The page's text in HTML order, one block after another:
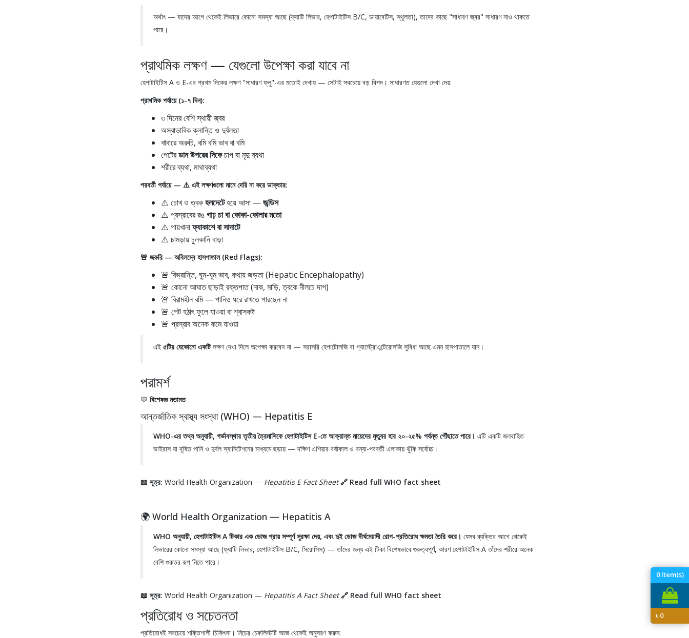
0Item(s)
৳0
অর্থাৎ — যাদের আগে থেকেই লিভারে কোনো সমস্যা আছে (ফ্যাটি লিভার, হেপাটাইটিস B/C, ডায়াবেটিস, স্থূলতা), তাদের কাছে "সাধারণ জ্বর" সাধারণ নাও থাকতে
পারে।
প্রাথমিক লক্ষণ — যেগুলো উপেক্ষা করা যাবে না
হেপাটাইটিস A ও E-এর প্রথম দিকের লক্ষণ "সাধারণ ফ্লু"-এর মতোই দেখায় — সেটাই সবচেয়ে বড় বিপদ। সাধারণত যেগুলো দেখা দেয়:
প্রাথমিক পর্যায়ে (১-৭ দিন):
৩ দিনের বেশি স্থায়ী জ্বর
অস্বাভাবিক ক্লান্তি ও দুর্বলতা
খাবারে অরুচি, বমি বমি ভাব বা বমি
পেটেরডান উপরের দিকেচাপ বা মৃদু ব্যথা
শরীরে ব্যথা, মাথাব্যথা
পরবর্তী পর্যায়ে — ⚠️ এই লক্ষণগুলো মানে দেরি না করে ডাক্তার:
⚠️ চোখ ও ত্বকহলদেটেহয়ে আসা —জন্ডিস
⚠️ প্রস্রাবের রঙ গাঢ় চা বা কোকা-কোলার মতো
⚠️ পায়খানাফ্যাকাশে বা সাদাটে
⚠️ চামড়ায় চুলকানি বাড়া
🚨 জরুরি — অবিলম্বে হাসপাতাল (Red Flags):
🚨 বিভ্রান্তি, ঘুম-ঘুম ভাব, কথায় জড়তা (Hepatic Encephalopathy)
🚨 কোনো আঘাত ছাড়াই রক্তপাত (নাক, মাড়ি, ত্বকে নীলচে দাগ)
🚨 বিরামহীন বমি — পানিও ধরে রাখতে পারছেন না
🚨 পেট হঠাৎ ফুলে যাওয়া বা শ্বাসকষ্ট
🚨 প্রস্রাব অনেক কমে যাওয়া
এই ৫টির যেকোনো একটিলক্ষণ দেখা দিলে অপেক্ষা করবেন না — সরাসরি হেপাটোলজি বা গ্যাস্ট্রোএন্টেরোলজি সুবিধা আছে এমন হাসপাতালে যান।
পরামর্শ
💬 বিশেষজ্ঞ মতামত
আন্তর্জাতিক স্বাস্থ্য সংস্থা (WHO) — Hepatitis E
WHO-এর তথ্য অনুযায়ী, গর্ভাবস্থার তৃতীয় ত্রৈমাসিকে হেপাটাইটিস E-তে আক্রান্ত মায়েদের মৃত্যুর হার ২০-২৫% পর্যন্ত পৌঁছাতে পারে। এটি একটি জলবাহিত
ভাইরাস যা দূষিত পানি ও দুর্বল স্যানিটেশনের মাধ্যমে ছড়ায় — দক্ষিণ এশিয়ার বর্ষাকাল ও বন্যা-পরবর্তী এলাকায় ঝুঁকি সর্বোচ্চ।
📖 সূত্র: World Health Organization — Hepatitis E Fact Sheet 🔗 Read full WHO fact sheet
🌍 World Health Organization — Hepatitis A
WHO অনুযায়ী, হেপাটাইটিস A টিকার এক ডোজ প্রায় সম্পূর্ণ সুরক্ষা দেয়, এবং দুই ডোজ দীর্ঘমেয়াদী রোগ-প্রতিরোধ ক্ষমতা তৈরি করে। যেসব ব্যক্তির আগে থেকেই
লিভারের কোনো সমস্যা আছে (ফ্যাটি লিভার, হেপাটাইটিস B/C, সিরোসিস) — তাঁদের জন্য এই টিকা বিশেষভাবে গুরুত্বপূর্ণ, কারণ হেপাটাইটিস A তাঁদের শরীরে অনেক
বেশি গুরুতর রূপ নিতে পারে।
📖 সূত্র: World Health Organization — Hepatitis A Fact Sheet 🔗 Read full WHO fact sheet
প্রতিরোধ ও সচেতনতা
প্রতিরোধই সবচেয়ে শক্তিশালী চিকিৎসা। নিচের চেকলিস্টটি আজ থেকেই অনুসরণ করুন: